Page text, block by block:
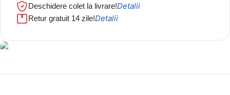
Deschidere colet la livrare!Detalii
Retur gratuit 14 zile!Detalii
Cel mai mic preț!